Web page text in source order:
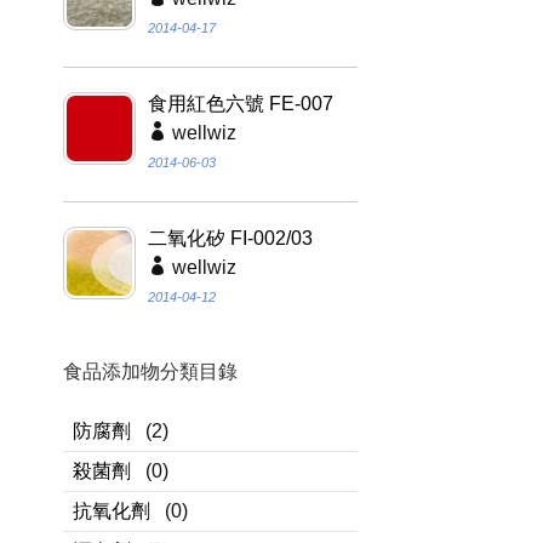
2014-04-17
食用紅色六號 FE-007
wellwiz
2014-06-03
二氧化矽 FI-002/03
wellwiz
2014-04-12
食品添加物分類目錄
防腐劑
(2)
殺菌劑
(0)
抗氧化劑
(0)